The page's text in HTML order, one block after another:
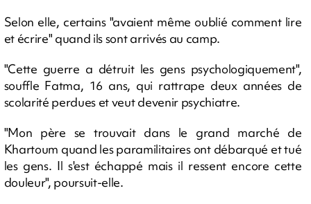
Selon elle, certains "avaient même oublié comment lire
et écrire" quand ils sont arrivés au camp.
"Cette guerre a détruit les gens psychologiquement",
souffle Fatma, 16 ans, qui rattrape deux années de
scolarité perdues et veut devenir psychiatre.
"Mon père se trouvait dans le grand marché de
Khartoum quand les paramilitaires ont débarqué et tué
les gens. Il s'est échappé mais il ressent encore cette
douleur", poursuit-elle.